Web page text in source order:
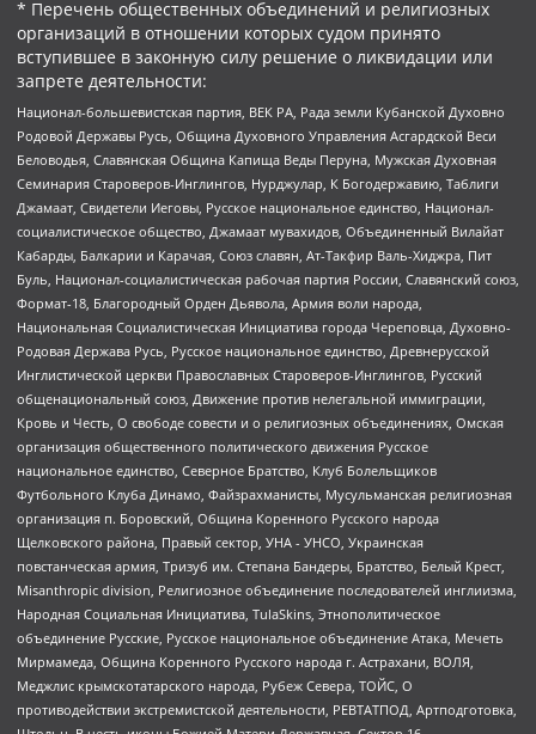
* Перечень общественных объединений и религиозных
организаций в отношении которых судом принято
вступившее в законную силу решение о ликвидации или
запрете деятельности:
Национал-большевистская партия, ВЕК РА, Рада земли Кубанской Духовно
Родовой Державы Русь, Община Духовного Управления Асгардской Веси
Беловодья, Славянская Община Капища Веды Перуна, Мужская Духовная
Семинария Староверов-Инглингов, Нурджулар, К Богодержавию, Таблиги
Джамаат, Свидетели Иеговы, Русское национальное единство, Национал-
социалистическое общество, Джамаат мувахидов, Объединенный Вилайат
Кабарды, Балкарии и Карачая, Союз славян, Ат-Такфир Валь-Хиджра, Пит
Буль, Национал-социалистическая рабочая партия России, Славянский союз,
Формат-18, Благородный Орден Дьявола, Армия воли народа,
Национальная Социалистическая Инициатива города Череповца, Духовно-
Родовая Держава Русь, Русское национальное единство, Древнерусской
Инглистической церкви Православных Староверов-Инглингов, Русский
общенациональный союз, Движение против нелегальной иммиграции,
Кровь и Честь, О свободе совести и о религиозных объединениях, Омская
организация общественного политического движения Русское
национальное единство, Северное Братство, Клуб Болельщиков
Футбольного Клуба Динамо, Файзрахманисты, Мусульманская религиозная
организация п. Боровский, Община Коренного Русского народа
Щелковского района, Правый сектор, УНА - УНСО, Украинская
повстанческая армия, Тризуб им. Степана Бандеры, Братство, Белый Крест,
Misanthropic division, Религиозное объединение последователей инглиизма,
Народная Социальная Инициатива, TulaSkins, Этнополитическое
объединение Русские, Русское национальное объединение Атака, Мечеть
Мирмамеда, Община Коренного Русского народа г. Астрахани, ВОЛЯ,
Меджлис крымскотатарского народа, Рубеж Севера, ТОЙС, О
противодействии экстремистской деятельности, РЕВТАТПОД, Артподготовка,